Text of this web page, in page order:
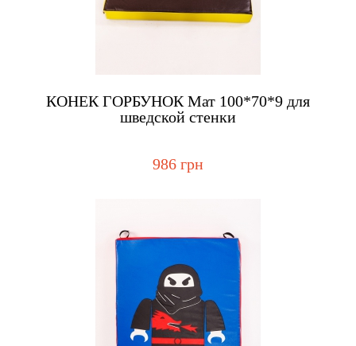
КОНЕК ГОРБУНОК Мат 100*70*9 для
шведской стенки
986 грн